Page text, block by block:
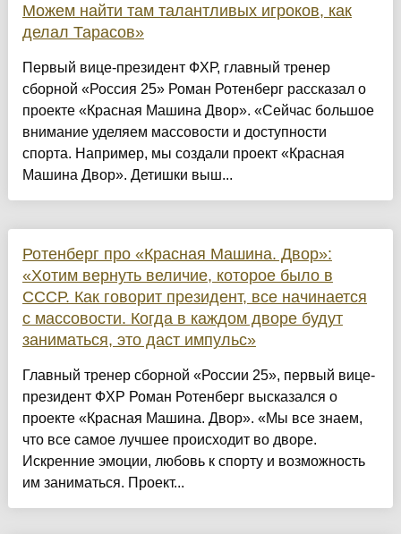
Можем найти там талантливых игроков, как
делал Тарасов»
Первый вице-президент ФХР, главный тренер
сборной «Россия 25» Роман Ротенберг рассказал о
проекте «Красная Машина Двор». «Сейчас большое
внимание уделяем массовости и доступности
спорта. Например, мы создали проект «Красная
Машина Двор». Детишки выш...
Ротенберг про «Красная Машина. Двор»:
«Хотим вернуть величие, которое было в
СССР. Как говорит президент, все начинается
с массовости. Когда в каждом дворе будут
заниматься, это даст импульс»
Главный тренер сборной «России 25», первый вице-
президент ФХР Роман Ротенберг высказался о
проекте «Красная Машина. Двор». «Мы все знаем,
что все самое лучшее происходит во дворе.
Искренние эмоции, любовь к спорту и возможность
им заниматься. Проект...